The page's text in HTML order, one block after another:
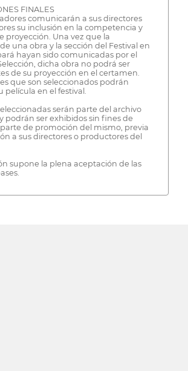
FINALES
comunicarán a sus directores
su inclusión en la competencia y
proyección. Una vez que la
una obra y la sección del Festival en
hayan sido comunicadas por el
dicha obra no podrá ser
de su proyección en el certamen.
que son seleccionados podrán
película en el festival.
serán parte del archivo
podrán ser exhibidos sin fines de
de promoción del mismo, previa
a sus directores o productores del
supone la plena aceptación de las